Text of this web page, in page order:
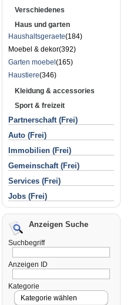
Verschiedenes
Haus und garten
Haushaltsgeraete(184)
Moebel & dekor(392)
Garten moebel (165)
Haustiere(346)
Kleidung & accessories
Sport & freizeit
Partnerschaft (Frei)
Auto (Frei)
Immobilien (Frei)
Gemeinschaft (Frei)
Services (Frei)
Jobs (Frei)
Anzeigen Suche
Suchbegriff
Anzeigen ID
Kategorie